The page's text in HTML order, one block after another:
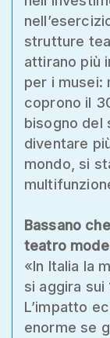
strutture
attirano più
per i musei:
coprono il
bisogno del
diventare
mondo, si
Bassano
teatro
«In Italia la
si aggira sui
L’impatto
enorme se